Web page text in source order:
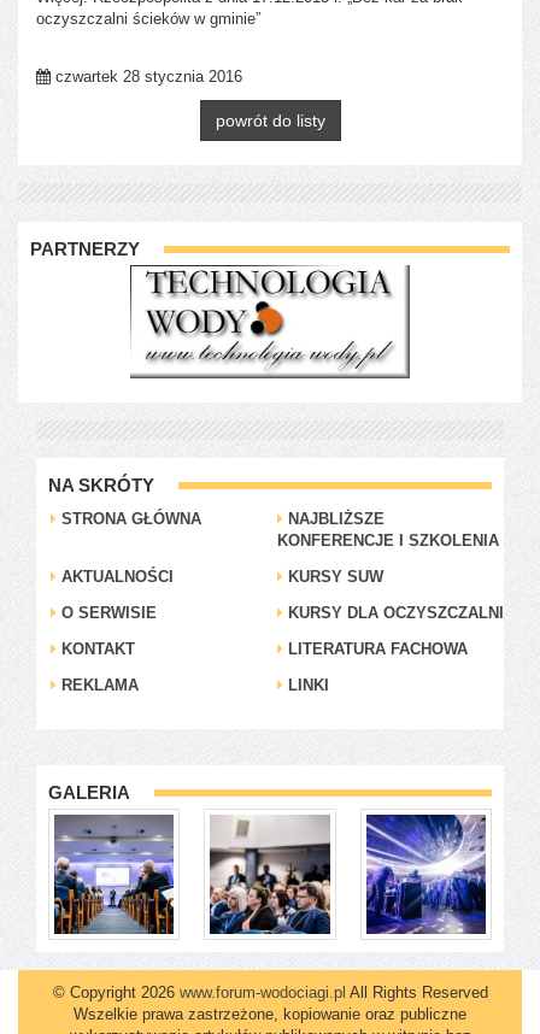
oczyszczalni ścieków w gminie”
czwartek 28 stycznia 2016
powrót do listy
PARTNERZY
NA SKRÓTY
STRONA GŁÓWNA
NAJBLIŻSZE
KONFERENCJE I SZKOLENIA
AKTUALNOŚCI
KURSY SUW
O SERWISIE
KURSY DLA OCZYSZCZALNI
KONTAKT
LITERATURA FACHOWA
REKLAMA
LINKI
GALERIA
© Copyright 2026 www.forum-wodociagi.pl All Rights Reserved
Wszelkie prawa zastrzeżone, kopiowanie oraz publiczne